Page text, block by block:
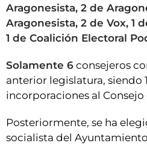
Aragonesista, 2 de
Aragonesista, 2 de Vox, 1
1 de Coalición Electoral
Solamente 6 consejeros
anterior legislatura, siendo
incorporaciones al
Posteriormente, se ha
socialista del